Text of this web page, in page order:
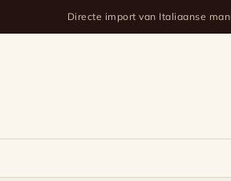
Directe import van Italiaanse